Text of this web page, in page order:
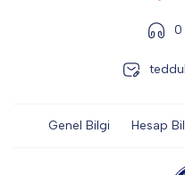
TERMOS &
0
Genel Bilgi Hesap